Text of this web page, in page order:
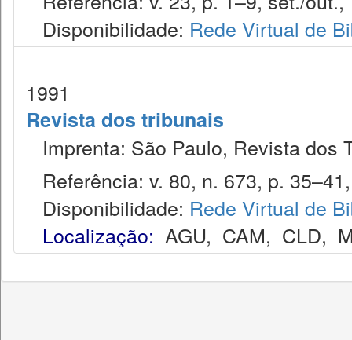
Disponibilidade: Rede Virtual de
1991
Revista dos tribunais
Imprenta: São Paulo, Revista dos
Referência: v. 80, n. 673, p.
Disponibilidade: Rede Virtual de
Localização: AGU, CAM, CLD,